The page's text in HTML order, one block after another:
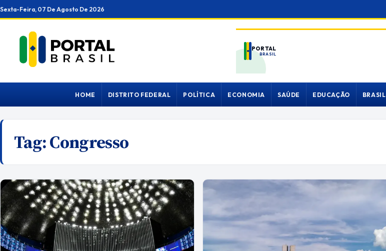
Ir
para
conteúdo
Sexta-Feira, 07 De Agosto De 2026
PORTAL
BRASIL
HOME DISTRITO FEDERAL POLÍTICA ECONOMIA SAÚDE EDUCAÇÃO BRASIL
Tag:Congresso